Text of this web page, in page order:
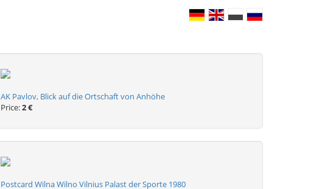
AK Pavlov, Blick auf die Ortschaft von Anhöhe
Price:2 €
Postcard Wilna Wilno Vilnius Palast der Sporte 1980